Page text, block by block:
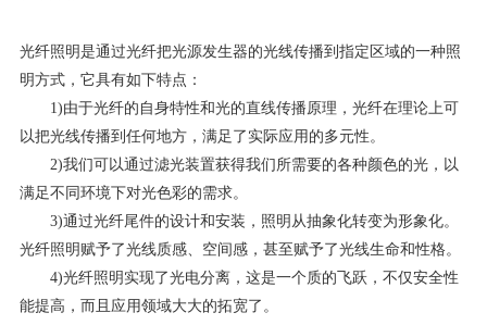
光纤照明是通过光纤把光源发生器的光线传播到指定区域的一种照
明方式，它具有如下特点：
1)由于光纤的自身特性和光的直线传播原理，光纤在理论上可
以把光线传播到任何地方，满足了实际应用的多元性。
2)我们可以通过滤光装置获得我们所需要的各种颜色的光，以
满足不同环境下对光色彩的需求。
3)通过光纤尾件的设计和安装，照明从抽象化转变为形象化。
光纤照明赋予了光线质感、空间感，甚至赋予了光线生命和性格。
4)光纤照明实现了光电分离，这是一个质的飞跃，不仅安全性
能提高，而且应用领域大大的拓宽了。